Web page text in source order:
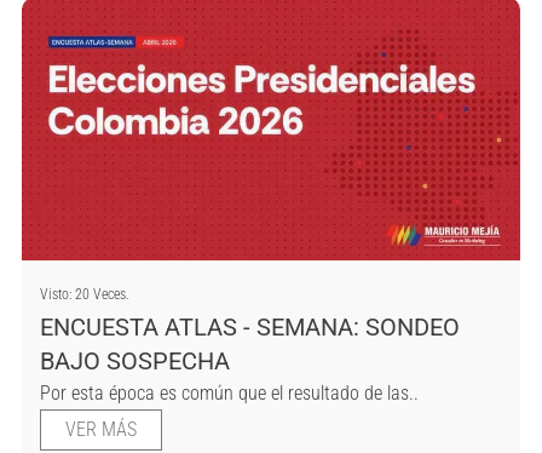
Visto: 20 Veces.
ENCUESTA ATLAS - SEMANA: SONDEO
BAJO SOSPECHA
Por esta época es común que el resultado de las..
VER MÁS